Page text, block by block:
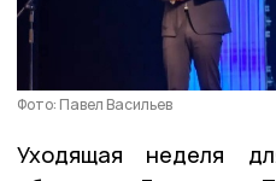
Фото: Павел Васильев
Уходящая неделя